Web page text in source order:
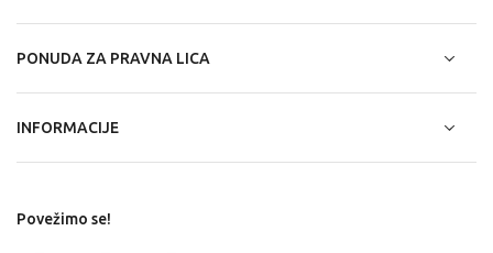
PONUDA ZA PRAVNA LICA
INFORMACIJE
Povežimo se!